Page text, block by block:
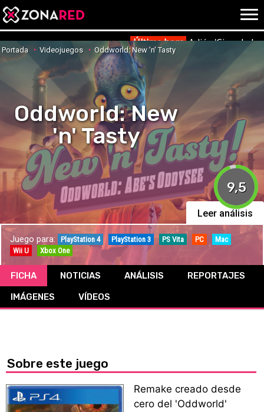
{literal}{/literal}
HOME JUEGOS
NOTICIAS
OPINIÓN
REPORTAJES
ANÁLISIS
AVANCES VÍDEOS
TRUCOS OCIO
CINE
TV
CÓMICS
E3
Última hora Adiós 'Cine de
Portada Videojuegos Oddworld: New 'n' Tasty
9,5
Oddworld: New
'n' Tasty
Leer análisis
Juego para: PlayStation 4 PlayStation 3 PS Vita PC
Mac
Wii U
Xbox One
FICHA NOTICIAS ANÁLISIS
REPORTAJES
IMÁGENES
VÍDEOS
Sobre este juego
Remake creado desde
cero del 'Oddworld'